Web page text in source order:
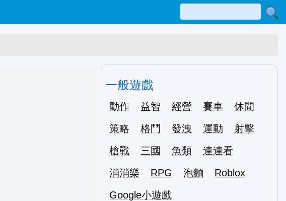
一般遊戲
動作 益智 經營 賽車
休閒
策略
格鬥 發洩 運動
射擊
槍戰
三國 魚類
連連看
消消樂
RPG 泡麵
Roblox
Google小遊戲